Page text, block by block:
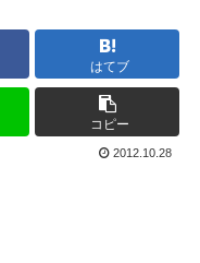
はてブ
コピー
2012.10.28